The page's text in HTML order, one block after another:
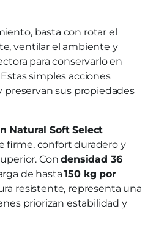
basta con rotar el
ventilar el ambiente y
para conservarlo en
simples acciones
preservan sus propiedades
Natural Soft Select
firme, confort duradero y
Condensidad 36
de hasta150 kg por
resistente, representa una
priorizan estabilidad y